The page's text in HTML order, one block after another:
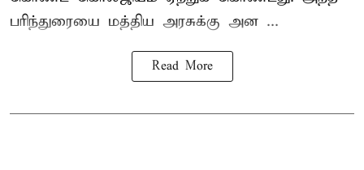
பரிந்துரையை மத்திய அரசுக்கு அன ...
Read More